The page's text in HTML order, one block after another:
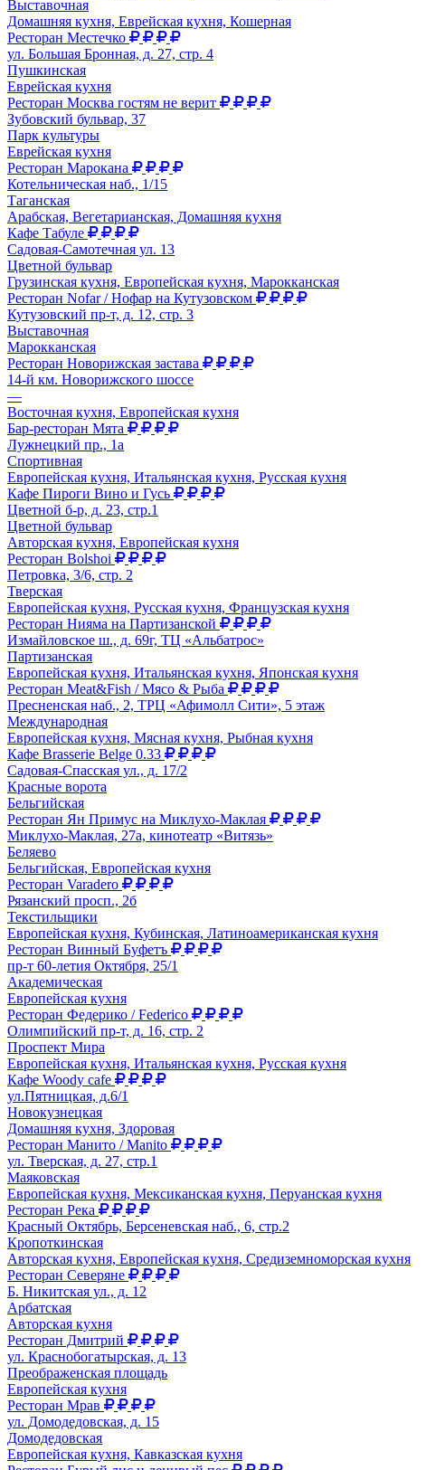
Выставочная
Домашняя кухня, Еврейская кухня, Кошерная
Ресторан Местечко
ул. Большая Бронная, д. 27, стр. 4
Пушкинская
Еврейская кухня
Ресторан Москва гостям не верит
Зубовский бульвар, 37
Парк культуры
Еврейская кухня
Ресторан Марокана
Котельническая наб., 1/15
Таганская
Арабская, Вегетарианская, Домашняя кухня
Кафе Табуле
Садовая-Самотечная ул. 13
Цветной бульвар
Грузинская кухня, Европейская кухня, Марокканская
Ресторан Nofar / Нофар на Кутузовском
Кутузовский пр-т, д. 12, стр. 3
Выставочная
Марокканская
Ресторан Новорижская застава
14-й км. Новорижского шоссе
—
Восточная кухня, Европейская кухня
Бар-ресторан Мята
Лужнецкий пр., 1а
Спортивная
Европейская кухня, Итальянская кухня, Русская кухня
Кафе Пироги Вино и Гусь
Цветной б-р, д. 23, стр.1
Цветной бульвар
Авторская кухня, Европейская кухня
Ресторан Bolshoi
Петровка, 3/6, стр. 2
Тверская
Европейская кухня, Русская кухня, Французская кухня
Ресторан Нияма на Партизанской
Измайловское ш., д. 69г, ТЦ «Альбатрос»
Партизанская
Европейская кухня, Итальянская кухня, Японская кухня
Ресторан Meat&Fish / Мясо & Рыба
Пресненская наб., 2, ТРЦ «Афимолл Сити», 5 этаж
Международная
Европейская кухня, Мясная кухня, Рыбная кухня
Кафе Brasserie Belge 0.33
Садовая-Спасская ул., д. 17/2
Красные ворота
Бельгийская
Ресторан Ян Примус на Миклухо-Маклая
Миклухо-Маклая, 27а, кинотеатр «Витязь»
Беляево
Бельгийская, Европейская кухня
Ресторан Varadero
Рязанский просп., 2б
Текстильщики
Европейская кухня, Кубинская, Латиноамериканская кухня
Ресторан Винный Буфетъ
пр-т 60-летия Октября, 25/1
Академическая
Европейская кухня
Ресторан Федерико / Federico
Олимпийский пр-т, д. 16, стр. 2
Проспект Мира
Европейская кухня, Итальянская кухня, Русская кухня
Кафе Woody cafe
ул.Пятницкая, д.6/1
Новокузнецкая
Домашняя кухня, Здоровая
Ресторан Манито / Manito
ул. Тверская, д. 27, стр.1
Маяковская
Европейская кухня, Мексиканская кухня, Перуанская кухня
Ресторан Река
Красный Октябрь, Берсеневская наб., 6, стр.2
Кропоткинская
Авторская кухня, Европейская кухня, Средиземноморская кухня
Ресторан Северяне
Б. Никитская ул., д. 12
Арбатская
Авторская кухня
Ресторан Дмитрий
ул. Краснобогатырская, д. 13
Преображенская площадь
Европейская кухня
Ресторан Мрав
ул. Домодедовская, д. 15
Домодедовская
Европейская кухня, Кавказская кухня